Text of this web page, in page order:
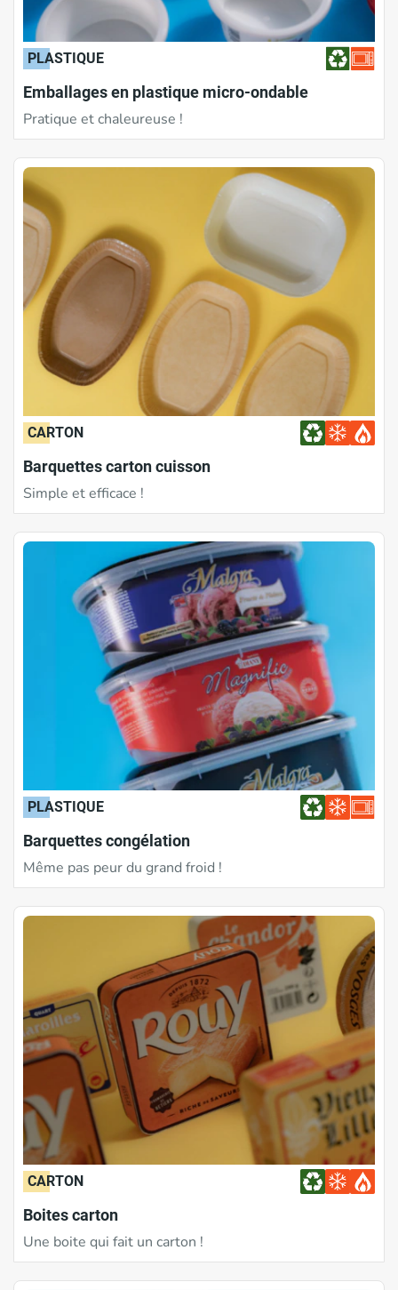
PLASTIQUE
Emballages en plastique micro-ondable
Pratique et chaleureuse !
CARTON
Barquettes carton cuisson
Simple et efficace !
PLASTIQUE
Barquettes congélation
Même pas peur du grand froid !
CARTON
Boites carton
Une boite qui fait un carton !